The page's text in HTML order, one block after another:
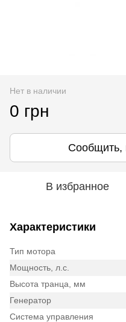
Нет в наличии
0 грн
Сообщить,
В избранное
Характеристики
Тип мотора
Мощность, л.с.
Высота транца, мм
Генератор
Система управления